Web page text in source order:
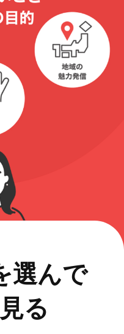
選んで
る